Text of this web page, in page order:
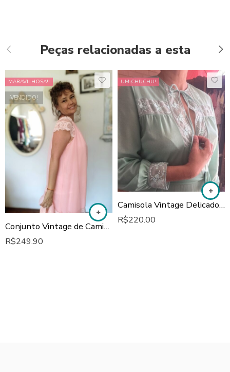
Peças relacionadas a esta
MARAVILHOSA!!
VENDIDO!
Conjunto Vintage de Camisola e Penhoar anos 60
R$249.90
UM CHUCHU!
Camisola Vintage Delicados bordados
R$220.00